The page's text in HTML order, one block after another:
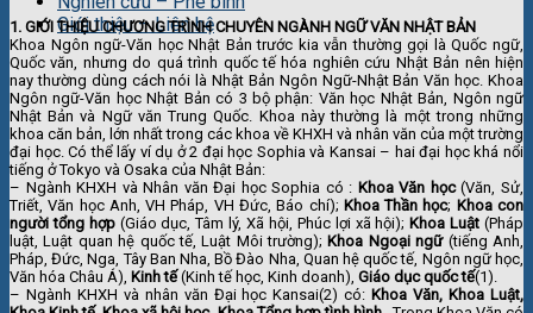
Giới thiệu – Liên hệ
1. GIỚI THIỆU CHƯƠNG TRÌNH CHUYÊN NGÀNH NGỮ VĂN NHẬT BẢN
Khoa Ngôn ngữ-Văn học Nhật Bản trước kia vẫn thường gọi là Quốc ngữ,
Quốc văn, nhưng do quá trình quốc tế hóa nghiên cứu Nhật Bản nên hiện
nay thường dùng cách nói là Nhật Bản Ngôn Ngữ-Nhật Bản Văn học. Khoa
Ngôn ngữ-Văn học Nhật Bản có 3 bộ phận: Văn học Nhật Bản, Ngôn ngữ
Nhật Bản và Ngữ văn Trung Quốc. Khoa này thường là một trong những
khoa căn bản, lớn nhất trong các khoa về KHXH và nhân văn của một trường
đại học. Có thể lấy ví dụ ở 2 đại học Sophia và Kansai – hai đại học khá nổi
tiếng ở Tokyo và Osaka của Nhật Bản:
– Ngành KHXH và Nhân văn Đại học Sophia có : Khoa Văn học(Văn, Sử,
Triết, Văn học Anh, VH Pháp, VH Đức, Báo chí); Khoa Thần học; Khoa con
người tổng hợp(Giáo dục, Tâm lý, Xã hội, Phúc lợi xã hội); Khoa Luật (Pháp
luật, Luật quan hệ quốc tế, Luật Môi trường); Khoa Ngoại ngữ(tiếng Anh,
Pháp, Đức, Nga, Tây Ban Nha, Bồ Đào Nha, Quan hệ quốc tế, Ngôn ngữ học,
Văn hóa Châu Á), Kinh tế(Kinh tế học, Kinh doanh), Giáo dục quốc tế(1).
– Ngành KHXH và nhân văn Đại học Kansai(2) có: Khoa Văn, Khoa Luật,